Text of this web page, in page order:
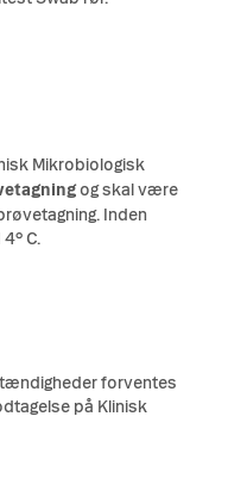
Mikrobiologisk
og skal være
Inden
4° C.
forventes
på Klinisk